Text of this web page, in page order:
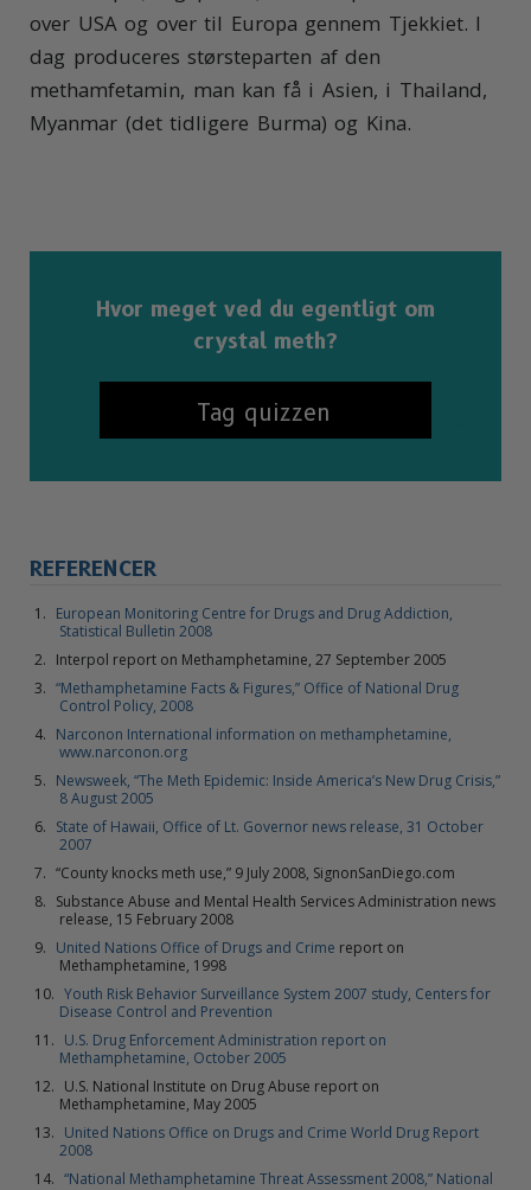
over USA og over til Europa gennem Tjekkiet. I
dag produceres størsteparten af den
methamfetamin, man kan få i Asien, i Thailand,
Myanmar (det tidligere Burma) og Kina.
Hvor meget ved du egentligt om
crystal meth?
Tag quizzen
REFERENCER
European Monitoring Centre for Drugs and Drug Addiction,
Statistical Bulletin 2008
Interpol report on Methamphetamine, 27 September 2005
“Methamphetamine Facts & Figures,” Office of National Drug
Control Policy, 2008
Narconon International information on methamphetamine,
www.narconon.org
Newsweek, “The Meth Epidemic: Inside America’s New Drug Crisis,”
8 August 2005
State of Hawaii, Office of Lt. Governor news release, 31 October
2007
“County knocks meth use,” 9 July 2008, SignonSanDiego.com
Substance Abuse and Mental Health Services Administration news
release, 15 February 2008
United Nations Office of Drugs and Crime report on
Methamphetamine, 1998
Youth Risk Behavior Surveillance System 2007 study, Centers for
Disease Control and Prevention
U.S. Drug Enforcement Administration report on
Methamphetamine, October 2005
U.S. National Institute on Drug Abuse report on
Methamphetamine, May 2005
United Nations Office on Drugs and Crime World Drug Report
2008
“National Methamphetamine Threat Assessment 2008,” National